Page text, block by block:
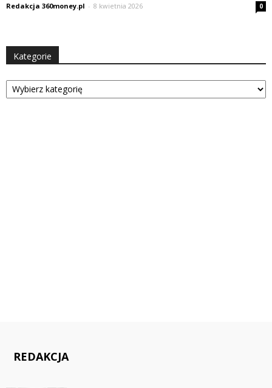
Redakcja 360money.pl - 8 kwietnia 2026 0
Kategorie
Kategorie
REDAKCJA